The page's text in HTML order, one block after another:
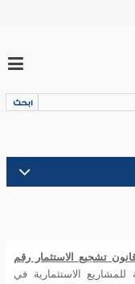
تشجيع الاستثمار رقم
الاستثمارية في